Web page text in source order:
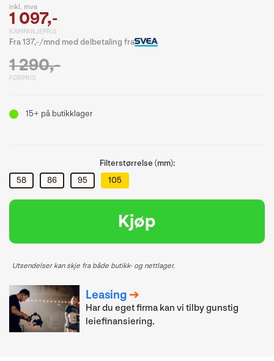
inkl. mva
1 097,-
KAMPANJEPRIS
Fra 137,-/mnd med delbetaling fra
1 290,-
FØRPRIS
15+ på butikklager
Filterstørrelse (mm):
58
86 95 105
Kjøp
Utsendelser kan skje fra både butikk- og nettlager.
Leasing
Har du eget firma kan vi tilby gunstig
leiefinansiering.